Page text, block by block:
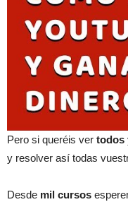
Pero si queréis ver todos
y resolver así todas
Desde mil cursos